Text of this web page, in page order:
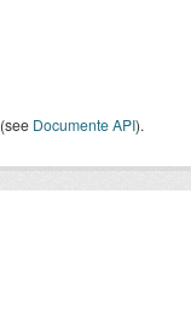
(see Documente API).